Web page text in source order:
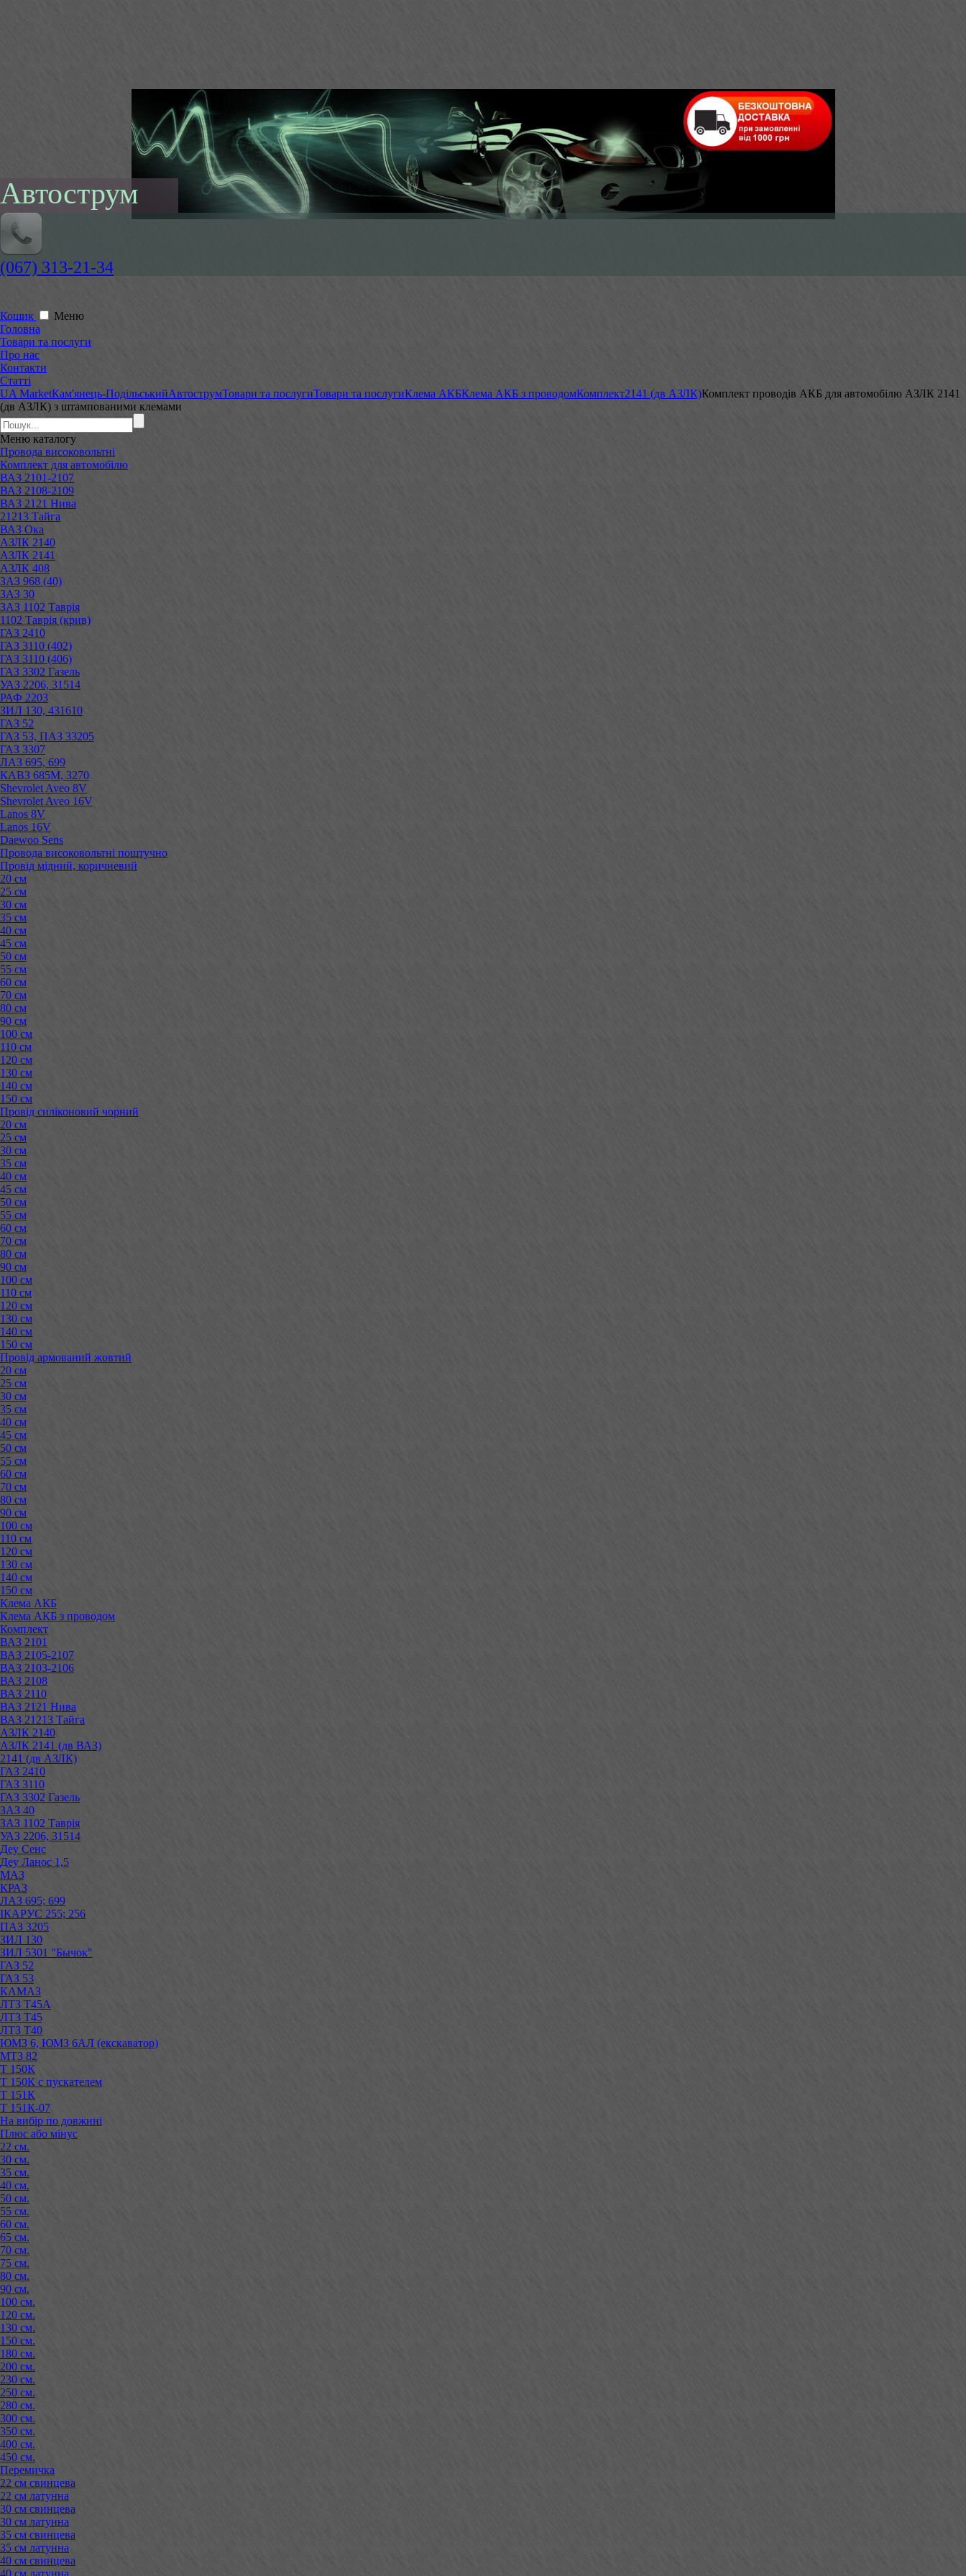
Автострум
(067) 313-21-34
Кошик
Меню
Головна
Товари та послуги
Про нас
Контакти
Статті
UA MarketКам'янець-ПодільськийАвтострумТовари та послугиТовари та послугиКлема АКБКлема АКБ з проводомКомплект2141 (дв АЗЛК)Комплект проводів АКБ для автомобілю АЗЛК 2141
(дв АЗЛК) з штампованими клемами
Меню каталогу
Провода високовольтні
Комплект для автомобілю
ВАЗ 2101-2107
ВАЗ 2108-2109
ВАЗ 2121 Нива
21213 Тайга
ВАЗ Ока
АЗЛК 2140
АЗЛК 2141
АЗЛК 408
ЗАЗ 968 (40)
ЗАЗ 30
ЗАЗ 1102 Таврія
1102 Таврія (крив)
ГАЗ 2410
ГАЗ 3110 (402)
ГАЗ 3110 (406)
ГАЗ 3302 Газель
УАЗ 2206, 31514
РАФ 2203
ЗИЛ 130, 431610
ГАЗ 52
ГАЗ 53, ПАЗ 33205
ГАЗ 3307
ЛАЗ 695, 699
КАВЗ 685М, 3270
Shevrolet Aveo 8V
Shevrolet Aveo 16V
Lanos 8V
Lanos 16V
Daewoo Sens
Провода високовольтні поштучно
Провід мідний, коричневий
20 см
25 см
30 см
35 см
40 см
45 см
50 см
55 см
60 см
70 см
80 см
90 см
100 см
110 см
120 см
130 см
140 см
150 см
Провід силіконовий чорний
20 см
25 см
30 см
35 см
40 см
45 см
50 см
55 см
60 см
70 см
80 см
90 см
100 см
110 см
120 см
130 см
140 см
150 см
Провід армований жовтий
20 см
25 см
30 см
35 см
40 см
45 см
50 см
55 см
60 см
70 см
80 см
90 см
100 см
110 см
120 см
130 см
140 см
150 см
Клема АКБ
Клема АКБ з проводом
Комплект
ВАЗ 2101
ВАЗ 2105-2107
ВАЗ 2103-2106
ВАЗ 2108
ВАЗ 2110
ВАЗ 2121 Нива
ВАЗ 21213 Тайга
АЗЛК 2140
АЗЛК 2141 (дв ВАЗ)
2141 (дв АЗЛК)
ГАЗ 2410
ГАЗ 3110
ГАЗ 3302 Газель
ЗАЗ 40
ЗАЗ 1102 Таврія
УАЗ 2206, 31514
Деу Сенс
Деу Ланос 1,5
МАЗ
КРАЗ
ЛАЗ 695; 699
ІКАРУС 255; 256
ПАЗ 3205
ЗИЛ 130
ЗИЛ 5301 "Бычок"
ГАЗ 52
ГАЗ 53
КАМАЗ
ЛТЗ Т45А
ЛТЗ Т45
ЛТЗ Т40
ЮМЗ 6, ЮМЗ 6АЛ (екскаватор)
МТЗ 82
Т 150К
Т 150К с пускателем
Т 151К
Т 151К-07
На вибір по довжині
Плюс або мінус
22 см.
30 см.
35 см.
40 см.
50 см.
55 см.
60 см.
65 см.
70 см.
75 см.
80 см.
90 см.
100 см.
120 см.
130 см.
150 см.
180 см.
200 см.
230 см.
250 см.
280 см.
300 см.
350 см.
400 см.
450 см.
Перемичка
22 см свинцева
22 см латунна
30 см свинцева
30 см латунна
35 см свинцева
35 см латунна
40 см свинцева